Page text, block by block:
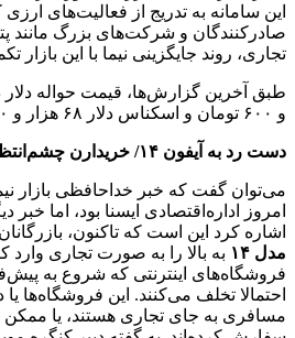
این سامانه به تدریج از فعالیت‌های
صادرکنندگان و شرکت‌های بزرگ مانند
تجاری، روند جایگزینی نیما با این بازار
و ۶۰۰ تومان و اسکناس دلار ۶۸ هزار و ۵۰۰ تومان بوده است.
دست رد به آیفون ۱۴/ خریدارن چشم‌انتظار
می‌توان گفت که خبر خداحافظی بازار
امروز اداره‌اقتصادی ایسنا بود، اما
اشاره کرد این است که تاکنون، بازرگانان
مدل ۱۴
به بالا را به صورت تجاری وارد
فروشگاه‌های اینترنتی که شروع به
احتمالا تخلف می‌کنند. این فروشگاه‌ها
مسافری به جای تجاری هستند، یا